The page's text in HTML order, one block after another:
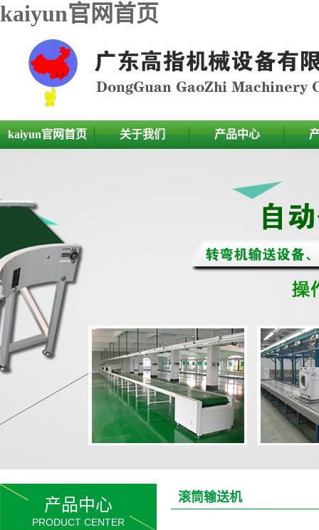
kaiyun官网首页
kaiyun官网首页 关于我们 产品中心
产品中心
PRODUCT CENTER
滚筒输送机